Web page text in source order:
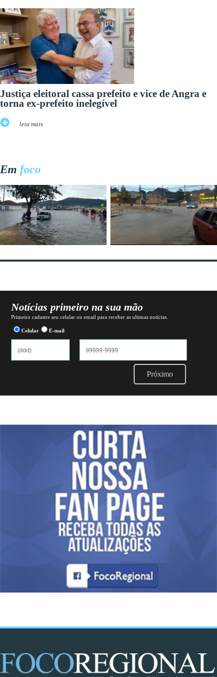
Justiça eleitoral cassa prefeito e vice de Angra e
torna ex-prefeito inelegível
leia mais
Em foco
Notícias primeiro na sua mão
Primeiro cadastre seu celular ou email para receber as ultimas notícias.
Celular E-mail
Próximo